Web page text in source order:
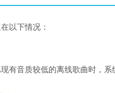
以下情况：
有音质较低的离线歌曲时，系